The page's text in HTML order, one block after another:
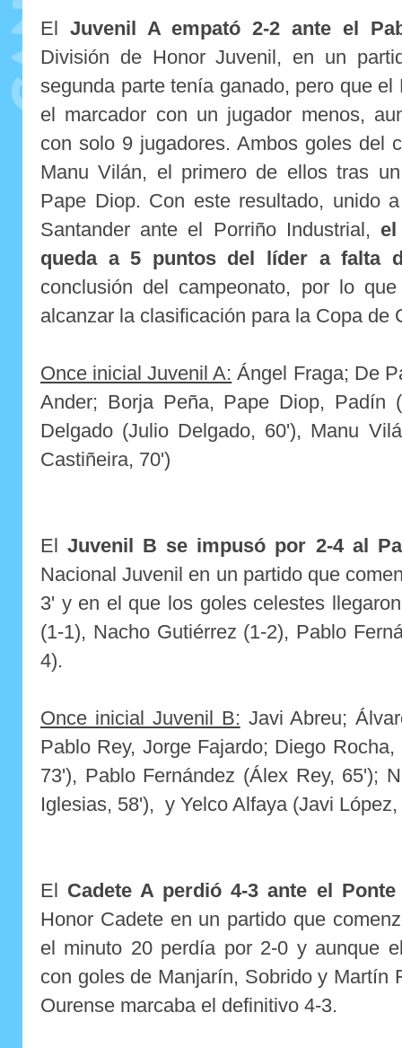
El Juvenil A empató 2-2 ante el
División de Honor Juvenil, en un
segunda parte tenía ganado, pero que
el marcador con un jugador menos,
con solo 9 jugadores. Ambos goles del
Manu Vilán, el primero de ellos tras
Pape Diop. Con este resultado, unido
Santander ante el Porriño Industrial,
queda a 5 puntos del líder a falta
conclusión del campeonato, por lo
alcanzar la clasificación para la Copa de
Once inicial Juvenil A: Ángel Fraga; De
Ander; Borja Peña, Pape Diop, Padín
Delgado (Julio Delgado, 60'), Manu
Castiñeira, 70')
ElJuvenil B se impusó por 2-4 al
Nacional Juvenil en un partido que
3' y en el que los goles celestes
(1-1), Nacho Gutiérrez (1-2), Pablo
4).
Once inicial Juvenil B: Javi Abreu;
Pablo Rey, Jorge Fajardo; Diego
73'), Pablo Fernández (Álex Rey, 65');
Iglesias, 58'), y Yelco Alfaya (Javi López,
El Cadete A perdió 4-3 ante el Ponte
Honor Cadete en un partido que
el minuto 20 perdía por 2-0 y aunque
con goles de Manjarín, Sobrido y Martín
Ourense marcaba el definitivo 4-3.